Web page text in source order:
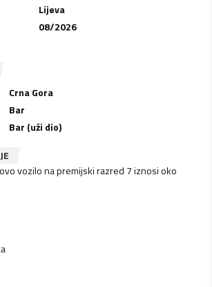
Lijeva
08/2026
Crna Gora
Bar
Bar (uži dio)
vozilo na premijski razred 7 iznosi oko